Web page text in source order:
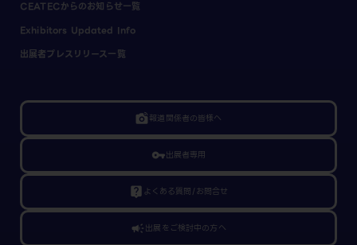
CEATECからのお知らせ一覧
Exhibitors Updated Info
出展者プレスリリース一覧
linked_camera報道関係者の皆様へ
vpn_key出展者専用
live_help よくある質問/お問合せ
campaign出展をご検討中の方へ